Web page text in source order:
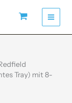
Tray) mit 8-